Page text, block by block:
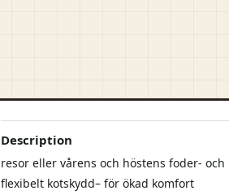
Description
resor eller vårens och höstens foder- och
flexibelt kotskydd– för ökad komfort